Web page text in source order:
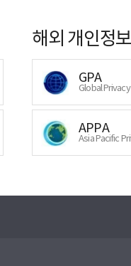
해외 개인정
GPA
Global
APPA
Asia Pacific